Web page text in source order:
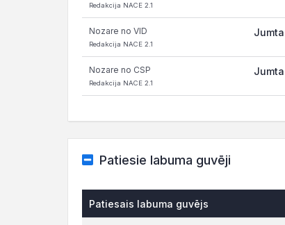
Redakcija NACE 2.1
Nozare no VID
Redakcija NACE 2.1
Nozare no CSP
Redakcija NACE 2.1
Patiesie labuma guvēji
Patiesais labuma guvējs